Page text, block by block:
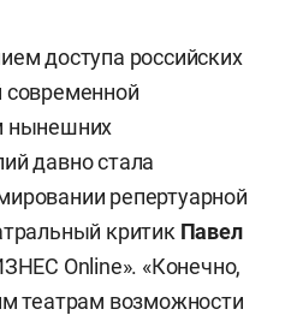
доступа российских
современной
нынешних
давно стала
репертуарной
критик Павел
Online». «Конечно,
театрам возможности